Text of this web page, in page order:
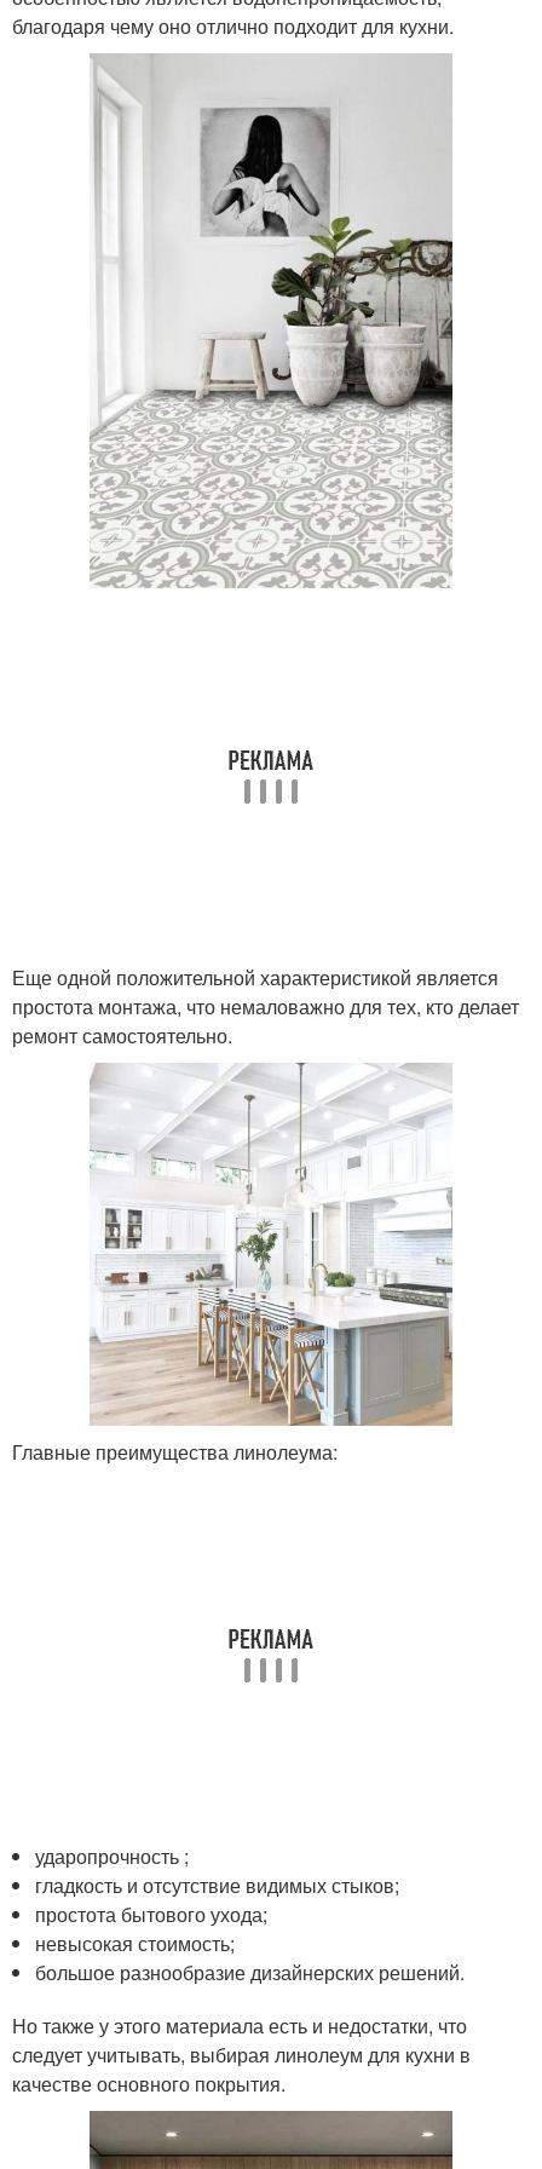
благодаря чему оно отлично подходит для кухни.
Еще одной положительной характеристикой является
простота монтажа, что немаловажно для тех, кто делает
ремонт самостоятельно.
Главные преимущества линолеума:
ударопрочность ;
гладкость и отсутствие видимых стыков;
простота бытового ухода;
невысокая стоимость;
большое разнообразие дизайнерских решений.
Но также у этого материала есть и недостатки, что
следует учитывать, выбирая линолеум для кухни в
качестве основного покрытия.